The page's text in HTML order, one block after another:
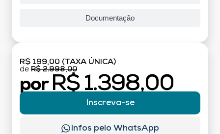
Documentação
R$ 199,00 (TAXA ÚNICA)
de R$ 2.998,00
por R$ 1.398,00
Inscreva-se
Infos pelo WhatsApp